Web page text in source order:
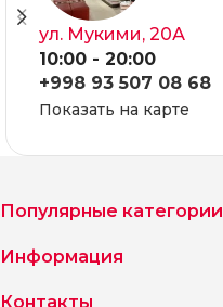
ул. Мукими, 20А
10:00 - 20:00
+998 93 507 08 68
Показать на карте
Популярные категории
Информация
Контакты